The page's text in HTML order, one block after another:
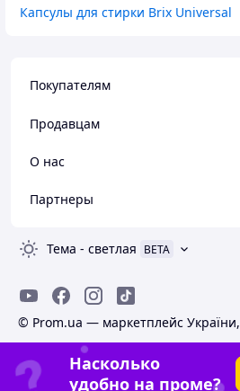
Капсулы для стирки Brix Universal
Покупателям
Продавцам
О нас
Партнеры
Тема - светлая BETA
© Prom.ua — маркетплейс
Насколько
удобно на проме?